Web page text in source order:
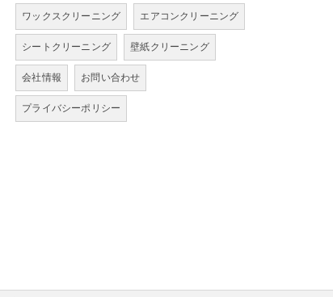
ワックスクリーニング
エアコンクリーニング
シートクリーニング
壁紙クリーニング
会社情報
お問い合わせ
プライバシーポリシー